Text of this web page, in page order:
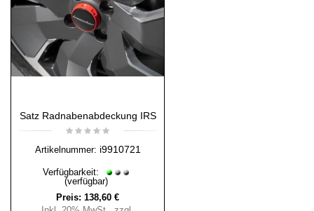
Satz Radnabenabdeckung IRS
Artikelnummer: i9910721
Verfügbarkeit:
(verfügbar)
Preis: 138,60 €